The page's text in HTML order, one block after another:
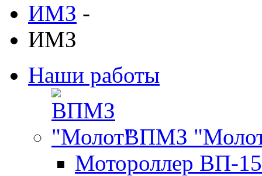
ИМЗ -
ИМЗ
Наши работы
ВПМЗ
Мотороллер ВП-